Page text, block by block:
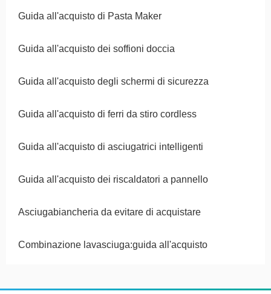
Guida all'acquisto di Pasta Maker
Guida all'acquisto dei soffioni doccia
Guida all'acquisto degli schermi di sicurezza
Guida all'acquisto di ferri da stiro cordless
Guida all'acquisto di asciugatrici intelligenti
Guida all'acquisto dei riscaldatori a pannello
Asciugabiancheria da evitare di acquistare
Combinazione lavasciuga:guida all'acquisto